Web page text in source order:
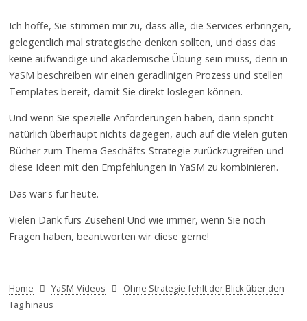
Ich hoffe, Sie stimmen mir zu, dass alle, die Services erbringen,
gelegentlich mal strategische denken sollten, und dass das
keine aufwändige und akademische Übung sein muss, denn in
YaSM beschreiben wir einen geradlinigen Prozess und stellen
Templates bereit, damit Sie direkt loslegen können.
Und wenn Sie spezielle Anforderungen haben, dann spricht
natürlich überhaupt nichts dagegen, auch auf die vielen guten
Bücher zum Thema Geschäfts-Strategie zurückzugreifen und
diese Ideen mit den Empfehlungen in YaSM zu kombinieren.
Das war's für heute.
Vielen Dank fürs Zusehen! Und wie immer, wenn Sie noch
Fragen haben, beantworten wir diese gerne!
Home YaSM-Videos
Ohne Strategie fehlt der Blick über den
Tag hinaus